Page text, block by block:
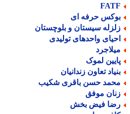
حرفه ای
سیستان و بلوچستان
واحدهای تولیدی
لموک
تعاون زندانیان
حسن باقری شکیب
موفق
فیض بخش